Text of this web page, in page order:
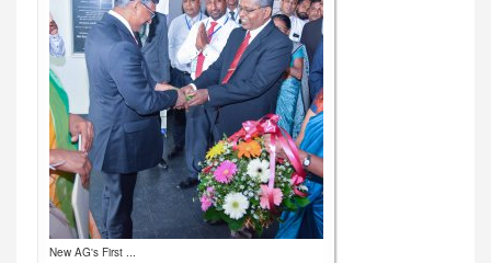
New AG's First ...